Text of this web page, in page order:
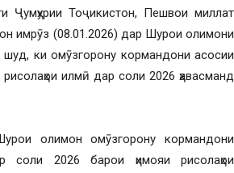
Ҷумҳурии Тоҷикистон, Пешвои миллат
имрӯз (08.01.2026) дар Шурои олимони
ки омӯзгорону кормандони асосии
илмӣ дар соли 2026 ҳавасманд
олимон омӯзгорону кормандони
соли 2026 барои ҳимояи рисолаҳои